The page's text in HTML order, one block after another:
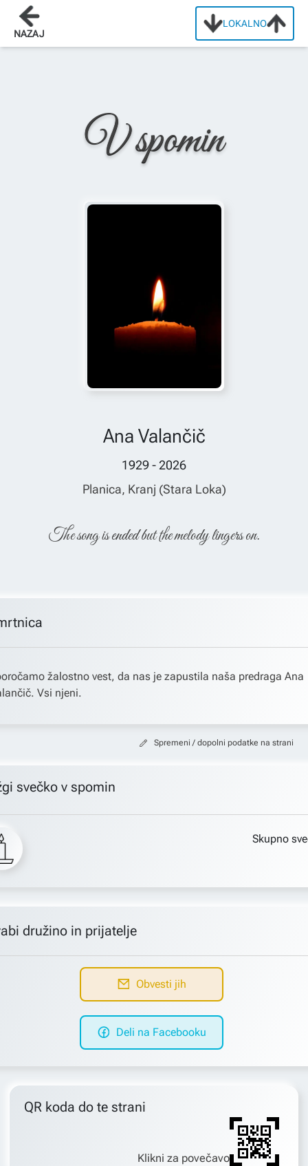
LOKALNO
NAZAJ
Domov
V spomin
Ana Valančič
1929 - 2026
Planica, Kranj (Stara Loka)
The song is ended but the melody lingers on.
žalostno vest, da nas je zapustila naša predraga Ana
Vsi njeni.
Spremeni / dopolni podatke na strani
svečko v spomin
Skupno
družino in prijatelje
Obvesti jih
Deli na Facebooku
QR koda do te strani
Klikni za povečavo